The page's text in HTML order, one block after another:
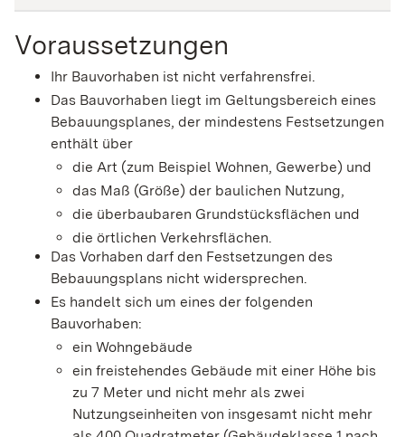
Voraussetzungen
Ihr Bauvorhaben ist nicht verfahrensfrei.
Das Bauvorhaben liegt im Geltungsbereich eines
Bebauungsplanes, der mindestens Festsetzungen
enthält über
die Art (zum Beispiel Wohnen, Gewerbe) und
das Maß (Größe) der baulichen Nutzung,
die überbaubaren Grundstücksflächen und
die örtlichen Verkehrsflächen.
Das Vorhaben darf den Festsetzungen des
Bebauungsplans nicht widersprechen.
Es handelt sich um eines der folgenden
Bauvorhaben:
ein Wohngebäude
ein freistehendes Gebäude mit einer Höhe bis
zu 7 Meter und nicht mehr als zwei
Nutzungseinheiten von insgesamt nicht mehr